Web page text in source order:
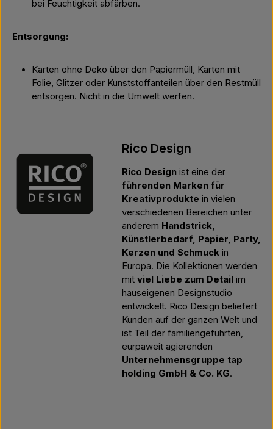
bei Feuchtigkeit abfärben.
Entsorgung:
Karten ohne Deko über den Papiermüll, Karten mit
Folie, Glitzer oder Kunststoffanteilen über den Restmüll
entsorgen. Nicht in die Umwelt werfen.
Rico Design
Rico Design ist eine der
führenden Marken für
Kreativprodukte in vielen
verschiedenen Bereichen unter
anderem Handstrick,
Künstlerbedarf, Papier, Party,
Kerzen und Schmuck in
Europa. Die Kollektionen werden
mit viel Liebe zum Detail im
hauseigenen Designstudio
entwickelt. Rico Design beliefert
Kunden auf der ganzen Welt und
ist Teil der familiengeführten,
eurpaweit agierenden
Unternehmensgruppe tap
holding GmbH & Co. KG.